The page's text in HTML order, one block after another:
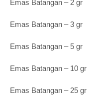
Emas Batangan –
Emas Batangan –
Emas Batangan –
Emas Batangan –
Emas Batangan –